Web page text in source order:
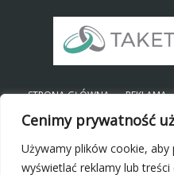
Cenimy prywatność
Używamy plików cookie,
wyświetlać reklamy lub
STRONA GŁÓWNA REKLAMA